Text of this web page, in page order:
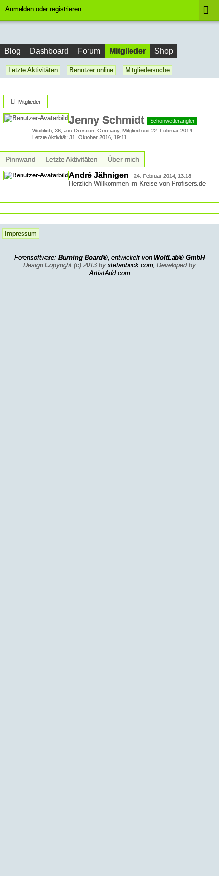
Anmelden oder registrieren
Blog Dashboard Forum Mitglieder Shop
Letzte Aktivitäten Benutzer online Mitgliedersuche
Mitglieder
Jenny Schmidt
Schönwetterangler
Weiblich 36 aus Dresden, Germany Mitglied seit 22. Februar 2014
Letzte Aktivität 31. Oktober 2016, 19:11
Pinnwand Letzte Aktivitäten Über mich
André Jähnigen - 24. Februar 2014, 13:18
Herzlich Willkommen im Kreise von Profisers.de
Impressum
Forensoftware: Burning Board®, entwickelt von WoltLab® GmbH
Design Copyright (c) 2013 by stefanbuck.com, Developed by
ArtistAdd.com